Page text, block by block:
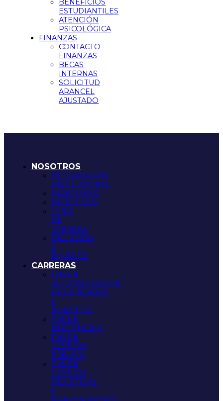
BENEFICIOS
ESTUDIANTILES
ATENCIÓN
PSICOLÓGICA
FINANZAS
CONTACTO
FINANZAS
BECAS
INTERNAS
SOLICITUD
ARANCEL
AJUSTADO
NOSOTROS
INFORMACIÓN
INSTITUCIONAL
DIRECTORIO
DIRECTIVOS
JEFES
DE
CARRERA
INCLUSIÓN
Y
EQUIDAD
CARRERAS
TNS EN
AUTOMATIZACIÓN,
MECATRÓNICA
Y
ROBÓTICA
TNS EN
ENFERMERÍA
TNS EN
GESTIÓN
PÚBLICA
TNS EN
GESTIÓN
INDUSTRIAL
Y